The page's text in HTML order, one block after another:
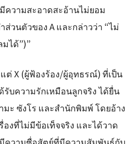
ความสะอาดสะอ้านไม่ยอม
วนตัวของ A และกล่าวว่า “ไม่
ได้”)”
ต่ X (ผู้ฟ้องร้อง/ผู้อุทธรณ์) ที่เป็น
รับความรักเหมือนลูกจริง ได้ยื่น
มะ ซังโร และสำนักพิมพ์ โดยอ้าง
องที่ไม่มีข้อเท็จจริง และได้วาด
ความซื่อสัตย์ที่มีความสัมพันธ์กับ